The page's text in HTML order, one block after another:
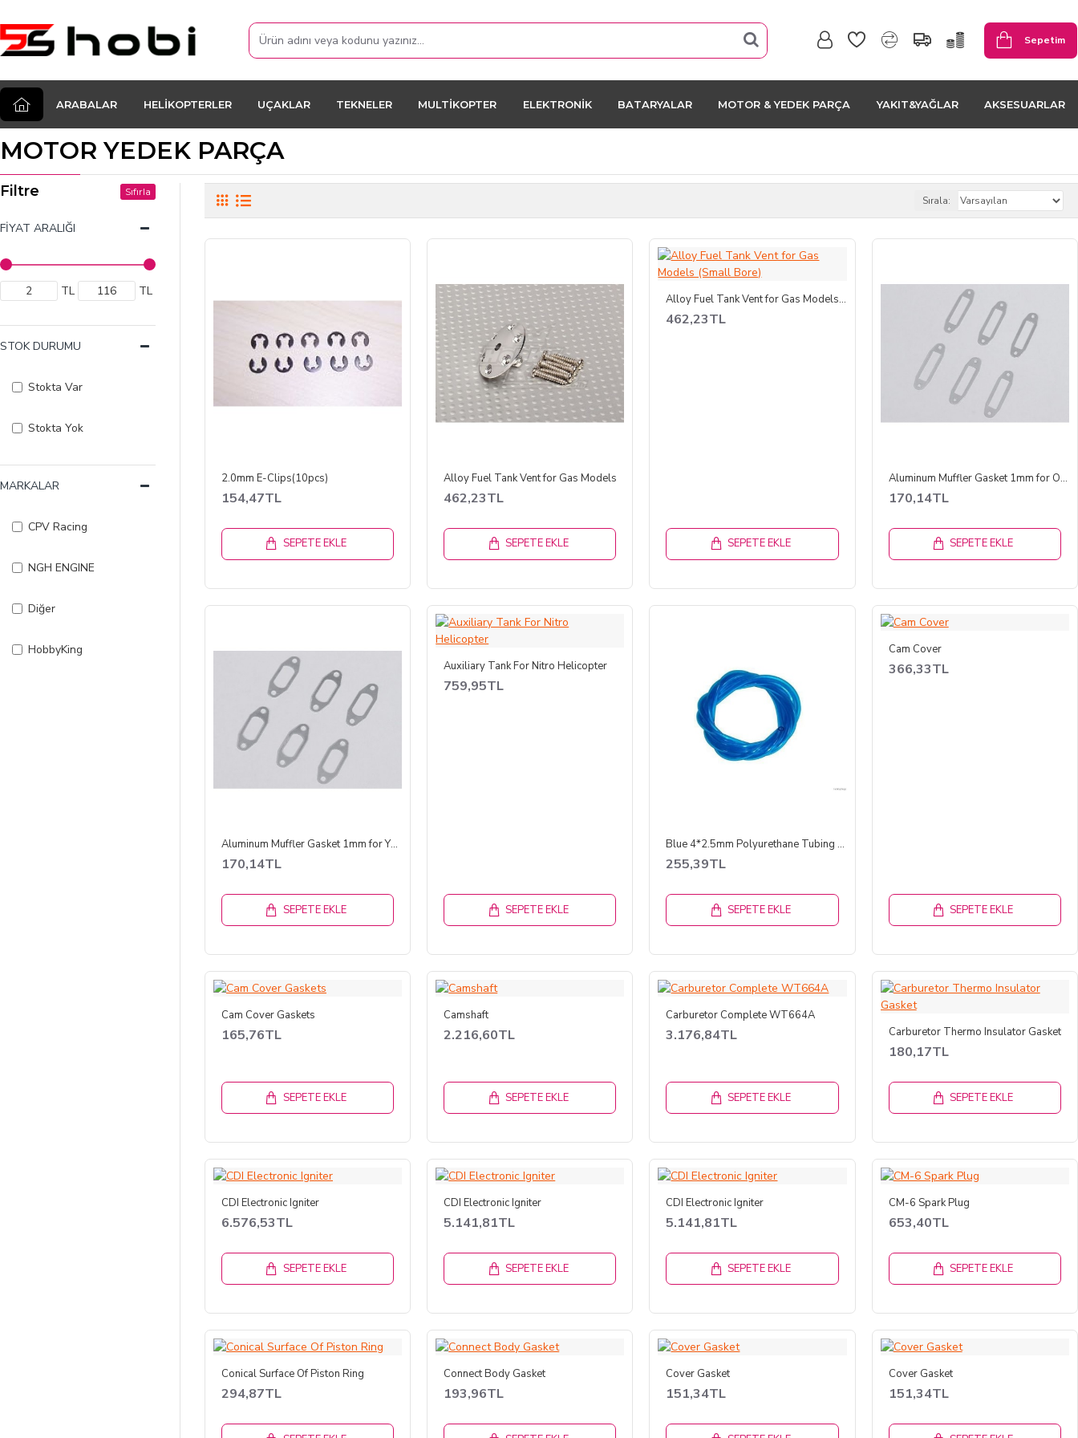
Sepetim
ARABALAR HELIKOPTERLER UÇAKLAR TEKNELER MULTIKOPTER ELEKTRONIK BATARYALAR MOTOR & YEDEK PARÇA YAKIT&YAĞLAR AKSESUARLAR
MOTOR YEDEK PARÇA
Filtre Sıfırla
FIYAT ARALIĞI
TL TL
MARKALAR
CPV Racing
NGH ENGINE
Diğer
HobbyKing
STOK DURUMU
Stokta Var
Stokta Yok
Sırala:
2.0mm E-Clips(10pcs)
154,47TL
SEPETE EKLE
Alloy Fuel Tank Vent for Gas Models
462,23TL
SEPETE EKLE
Alloy Fuel Tank Vent for Gas Models (Small Bore)
462,23TL
SEPETE EKLE
Aluminum Muffler Gasket 1mm for OS/YS .46~.55 Glow Engine (2 Adet)
170,14TL
SEPETE EKLE
Aluminum Muffler Gasket 1mm for YS .91 Glow Engine (2 Adet)
170,14TL
SEPETE EKLE
Auxiliary Tank For Nitro Helicopter
759,95TL
SEPETE EKLE
Blue 4*2.5mm Polyurethane Tubing for Gas- 1MT
255,39TL
SEPETE EKLE
Cam Cover
366,33TL
SEPETE EKLE
Cam Cover Gaskets
165,76TL
SEPETE EKLE
Camshaft
2.216,60TL
SEPETE EKLE
Carburetor Complete WT664A
3.176,84TL
SEPETE EKLE
Carburetor Thermo Insulator Gasket
180,17TL
SEPETE EKLE
CDI Electronic Igniter
6.576,53TL
SEPETE EKLE
CDI Electronic Igniter
5.141,81TL
SEPETE EKLE
CDI Electronic Igniter
5.141,81TL
SEPETE EKLE
CM-6 Spark Plug
653,40TL
SEPETE EKLE
Conical Surface Of Piston Ring
294,87TL
Connect Body Gasket
193,96TL
Cover Gasket
151,34TL
Cover Gasket
151,34TL